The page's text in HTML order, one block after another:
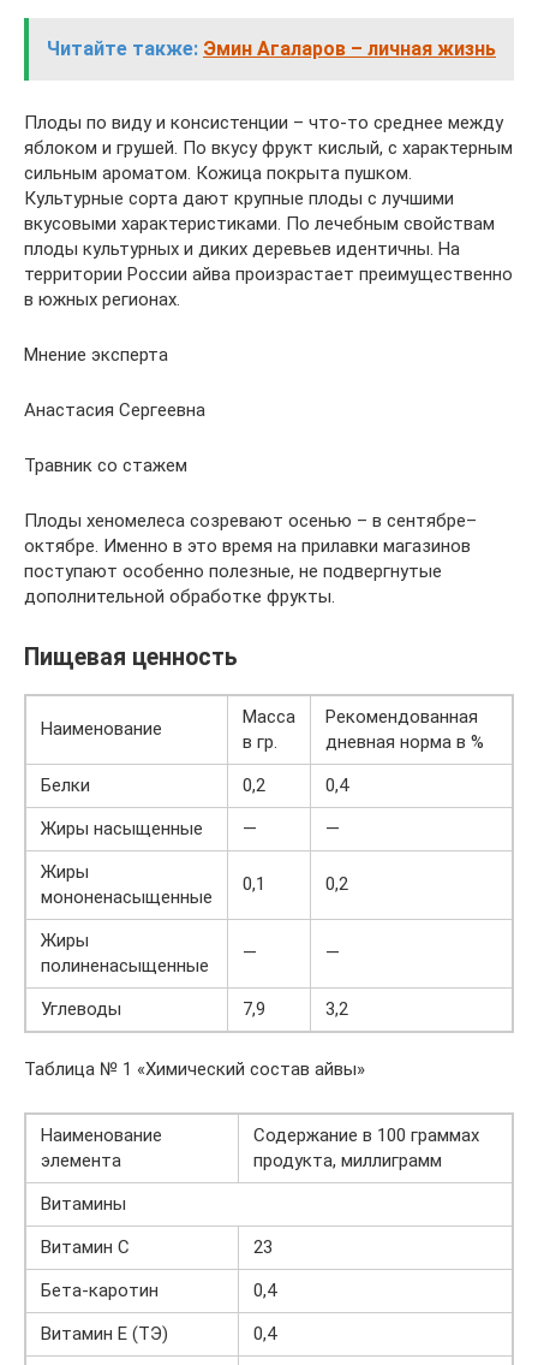
Читайте также: Эмин Агаларов – личная жизнь
Плоды по виду и консистенции – что-то среднее между
яблоком и грушей. По вкусу фрукт кислый, с характерным
сильным ароматом. Кожица покрыта пушком.
Культурные сорта дают крупные плоды с лучшими
вкусовыми характеристиками. По лечебным свойствам
плоды культурных и диких деревьев идентичны. На
территории России айва произрастает преимущественно
в южных регионах.
Мнение эксперта
Анастасия Сергеевна
Травник со стажем
Плоды хеномелеса созревают осенью – в сентябре–
октябре. Именно в это время на прилавки магазинов
поступают особенно полезные, не подвергнутые
дополнительной обработке фрукты.
Пищевая ценность
Наименование
Масса
в гр.
Рекомендованная
дневная норма в %
Белки
0,2
0,4
Жиры насыщенные
—
—
Жиры
мононенасыщенные
0,1 0,2
Жиры
полиненасыщенные
— —
Углеводы 7,9 3,2
Таблица № 1 «Химический состав айвы»
Наименование
элемента
Содержание в 100 граммах
продукта, миллиграмм
Витамины
Витамин C
23
Бета-каротин
0,4
Витамин E (ТЭ)
0,4